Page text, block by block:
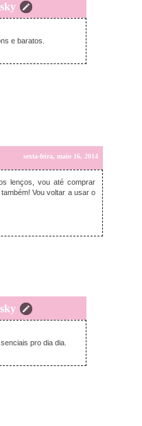
sexta-feira, maio 16, 2014
e baratos.
sexta-feira, maio 16, 2014
lenços, vou até comprar
Vou voltar a usar o
sexta-feira, maio 16, 2014
pro dia dia.